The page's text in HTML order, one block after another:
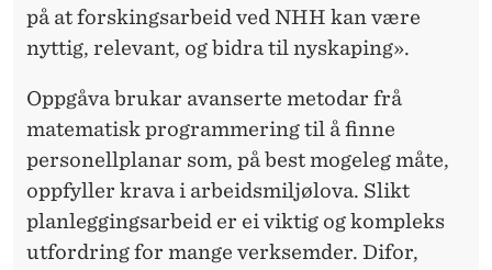
på at forskingsarbeid ved NHH kan være
nyttig, relevant, og bidra til nyskaping».
Oppgåva brukar avanserte metodar frå
matematisk programmering til å finne
personellplanar som, på best mogeleg måte,
oppfyller krava i arbeidsmiljølova. Slikt
planleggingsarbeid er ei viktig og kompleks
utfordring for mange verksemder. Difor,